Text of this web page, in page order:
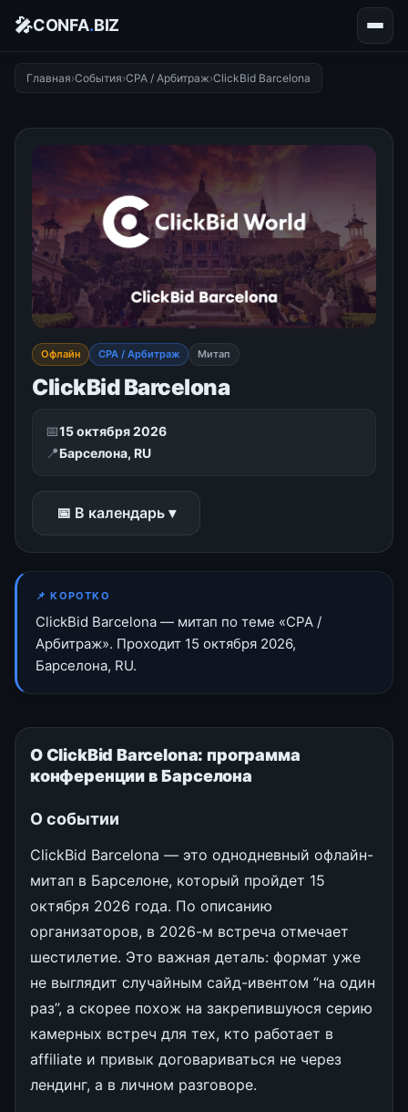
🎤CONFA.BIZ
Главная›События›CPA / Арбитраж›ClickBid Barcelona
Офлайн CPA / Арбитраж Митап
ClickBid Barcelona
📅15 октября 2026
📍Барселона, RU
📅 В календарь ▾
📌 КОРОТКО
ClickBid Barcelona — митап по теме «CPA /
Арбитраж». Проходит 15 октября 2026,
Барселона, RU.
О ClickBid Barcelona: программа
конференции в Барселона
О событии
ClickBid Barcelona — это однодневный офлайн-
митап в Барселоне, который пройдет 15
октября 2026 года. По описанию
организаторов, в 2026-м встреча отмечает
шестилетие. Это важная деталь: формат уже
не выглядит случайным сайд-ивентом “на один
раз”, а скорее похож на закрепившуюся серию
камерных встреч для тех, кто работает в
affiliate и привык договариваться не через
лендинг, а в личном разговоре.